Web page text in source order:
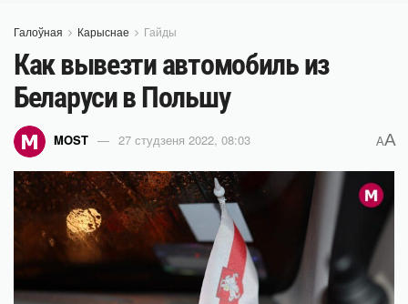
Галоўная Карыснае Гайды
Как вывезти автомобиль из
Беларуси в Польшу
MOST 27 студзеня 2022, 08:03 AA